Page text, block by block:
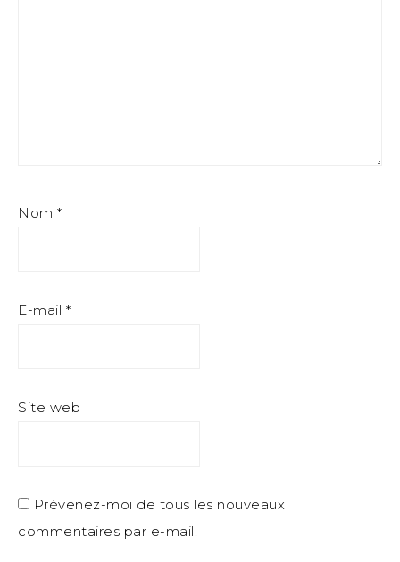
Nom *
E-mail *
Site web
Prévenez-moi de tous les nouveaux
commentaires par e-mail.